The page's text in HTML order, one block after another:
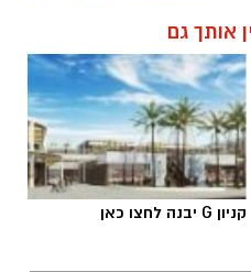
אותך גם
קניון G יבנה לחצו כאן